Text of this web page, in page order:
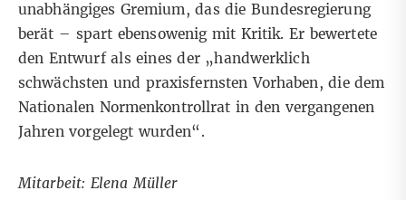
unabhängiges Gremium, das die Bundesregierung
berät – spart ebensowenig mit Kritik. Er bewertete
den Entwurf als eines der „handwerklich
schwächsten und praxisfernsten Vorhaben, die dem
Nationalen Normenkontrollrat in den vergangenen
Jahren vorgelegt wurden“.
Mitarbeit: Elena Müller